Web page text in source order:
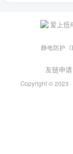
静电防护
友链申请
Copyright © 2023 ·